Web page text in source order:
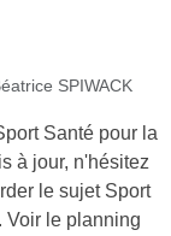
SPIWACK
Santé pour la
à jour, n'hésitez
le sujet Sport
Voir le planning